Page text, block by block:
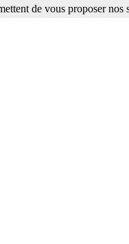
de vous proposer